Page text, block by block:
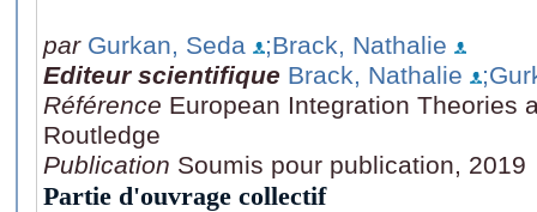
par Gurkan, Seda
;Brack, Nathalie
Editeur scientifique Brack, Nathalie
Référence European Integration Theories
Routledge
Publication Soumis pour publication, 2019
Partie d'ouvrage collectif